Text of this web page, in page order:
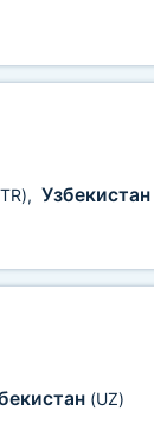
, Узбекистан
(UZ)